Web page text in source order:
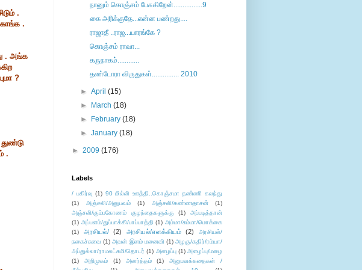
.
.
. அங்க
?
.
நானும் கொஞ்சம் பேசுகிறேன்................9
கை அரிக்குதே...என்ன பண்றது....
ராஜாதீ ..ராஜ...யாரங்கே ?
கொஞ்சம் ராவா...
கருநாகம்............
தண்டோரா விருதுகள்............... 2010
►April(15)
►
March(18)
►
February(18)
►January(18)
► 2009 (176)
Labels
/ பகிர்வு (1) 90 மில்லி ஊத்தி..கொஞ்சமா தண்ணி கலந்து
(1)
அஞ்சலி/அனுபவம் (1) அஞ்சலி/கண்ணதாசன்
(1)
அஞ்சலி/கும்பகோணம் குழந்தைகளுக்கு
(1)
அப்படித்தான்
(1) அப்பளம்/துப்பாக்கி/பாப்பாத்தி (1) அம்மா/சும்மா/மொக்கை
(1)
அரசியல்/ (2) அரசியல்/எளக்கியம் (2)
அரசியல்/
நகைச்சுவை (1) அவள் இளம் மனைவி (1) அழகு/கதிர்/ரம்யா/
அப்துல்லா/ராமலட்சுமி/தொடர் (1) அழைப்பு (1) அழைப்பு/மழை
(1)
அறிமுகம் (1) அனர்த்தம் (1)
அனுபவக்கதைகள் /